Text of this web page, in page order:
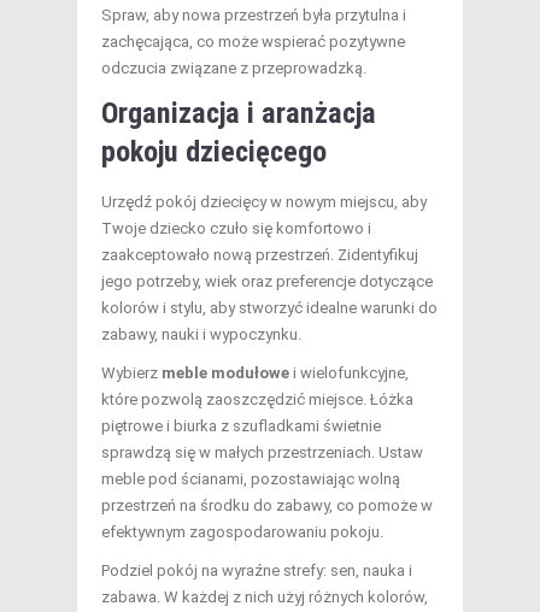
Spraw, aby nowa przestrzeń była przytulna i
zachęcająca, co może wspierać pozytywne
odczucia związane z przeprowadzką.
Organizacja i aranżacja
pokoju dziecięcego
Urzędź pokój dziecięcy w nowym miejscu, aby
Twoje dziecko czuło się komfortowo i
zaakceptowało nową przestrzeń. Zidentyfikuj
jego potrzeby, wiek oraz preferencje dotyczące
kolorów i stylu, aby stworzyć idealne warunki do
zabawy, nauki i wypoczynku.
Wybierz meble modułowe i wielofunkcyjne,
które pozwolą zaoszczędzić miejsce. Łóżka
piętrowe i biurka z szufladkami świetnie
sprawdzą się w małych przestrzeniach. Ustaw
meble pod ścianami, pozostawiając wolną
przestrzeń na środku do zabawy, co pomoże w
efektywnym zagospodarowaniu pokoju.
Podziel pokój na wyraźne strefy: sen, nauka i
zabawa. W każdej z nich użyj różnych kolorów,